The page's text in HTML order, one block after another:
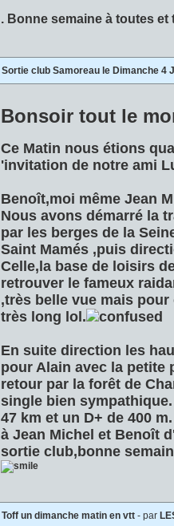
. Bonne semaine à toutes
Sortie club Samoreau le Dimanche 4
Bonsoir tout le
Ce Matin nous étions
'invitation de notre ami
Benoît,moi même Jean
Nous avons démarré la
par les berges de la
Saint Mamés ,puis
Celle,la base de loisirs
retrouver le fameux
,très belle vue mais
très long lol.
En suite direction les
pour Alain avec la petite
retour par la forêt de
single bien
47 km et un D+ de 400
à Jean Michel et Benoît
sortie club,bonne
Toff un dimanche matin en vtt - par